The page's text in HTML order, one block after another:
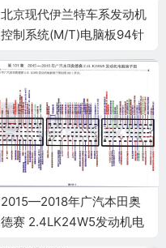
北京现代伊兰特车系发动机
控制系统(M/T)电脑板94针
2015—2018年广汽本田奥
德赛 2.4LK24W5发动机电